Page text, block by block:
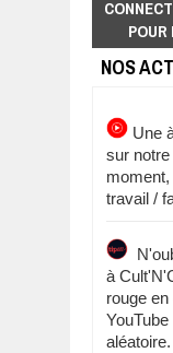
NOS
Une
sur
travail /
à
rouge
YouTube